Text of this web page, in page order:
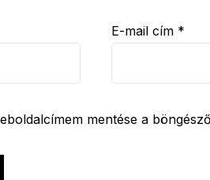
E-mail cím *
mentése a